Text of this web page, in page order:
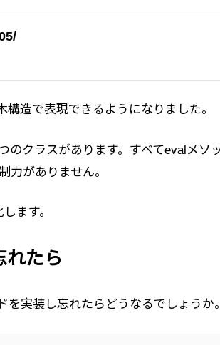
造で表現できるようになりました。
のクラスがあります。すべてevalメソ
力がありません。
ます。
れたら
を実装し忘れたらどうなるでしょうか